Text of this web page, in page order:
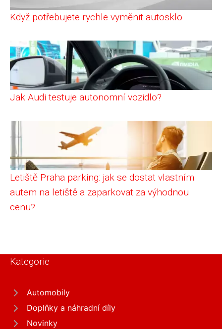
Když potřebujete rychle vyměnit autosklo
Jak Audi testuje autonomní vozidlo?
Letiště Praha parking: jak se dostat vlastním
autem na letiště a zaparkovat za výhodnou
cenu?
Kategorie
Automobily
Doplňky a náhradní díly
Novinky